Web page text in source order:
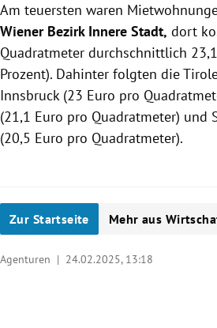
Am teuersten waren
Wiener Bezirk Innere Stadt, dort
Quadratmeter durchschnittlich
Prozent). Dahinter folgten die
Innsbruck (23 Euro pro
(21,1 Euro pro Quadratmeter) und
(20,5 Euro pro Quadratmeter).
Zur Startseite Mehr aus
Agenturen | 24.02.2025, 13:18